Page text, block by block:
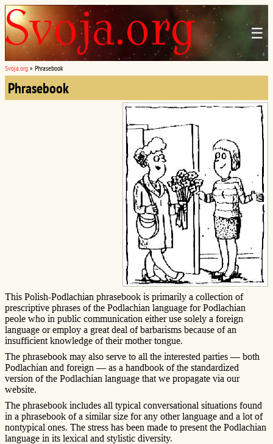
☰
Svoja.org » Phrasebook
Phrasebook
This Polish-Podlachian phrasebook is primarily a collection of
prescriptive phrases of the Podlachian language for Podlachian
peole who in public communication either use solely a foreign
language or employ a great deal of barbarisms because of an
insufficient knowledge of their mother tongue.
The phrasebook may also serve to all the interested parties — both
Podlachian and foreign — as a handbook of the standardized
version of the Podlachian language that we propagate via our
website.
The phrasebook includes all typical conversational situations found
in a phrasebook of a similar size for any other language and a lot of
nontypical ones. The stress has been made to present the Podlachian
language in its lexical and stylistic diversity.